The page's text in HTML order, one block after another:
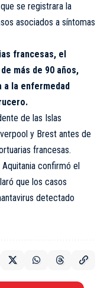
se registrara la
asociados a síntomas
francesas, el
más de 90 años,
a la enfermedad
de las Islas
y Brest antes de
francesas.
Aquitania confirmó el
que los casos
detectado